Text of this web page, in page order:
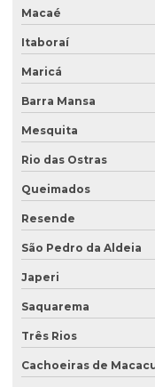
Análise de solo para
Análise de solo
Análise de solo física
Análise de solo fósforo
Análise de solo
Análise de solo valor
Avaliação ambiental
Avaliação ambiental de
Avaliação de área de
Avaliação de áreas
Macaé
Itaboraí
Maricá
Barra Mansa
Mesquita
Rio das Ostras
Queimados
Resende
São Pedro da Aldeia
Japeri
Saquarema
Três Rios
Cachoeiras de